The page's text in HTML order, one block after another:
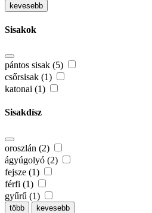
kevesebb
Sisakok
pántos sisak (5)
csőrsisak (1)
katonai (1)
Sisakdísz
oroszlán (2)
ágyúgolyó (2)
fejsze (1)
férfi (1)
gyűrű (1)
több kevesebb